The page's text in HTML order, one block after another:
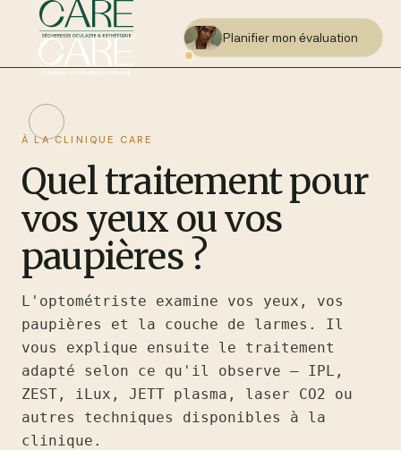
Planifier mon évaluation
À LA CLINIQUE CARE
Quel traitement pour
vos yeux ou vos
paupières ?
L'optométriste examine vos yeux, vos
paupières et la couche de larmes. Il
vous explique ensuite le traitement
adapté selon ce qu'il observe — IPL,
ZEST, iLux, JETT plasma, laser CO2 ou
autres techniques disponibles à la
clinique.